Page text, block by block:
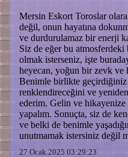
Mersin Eskort Toroslar
değil, onun hayatına
ve durdurulamaz bir enerji
Siz de eğer bu
olmak isterseniz, işte
heyecan, yoğun bir zevk ve
Benimle birlikte geçirdiğiniz
renklendireceğini ve
ederim. Gelin ve
yapalım. Sonuçta, siz de
ve belki de benimle
unutmamak istersiniz değil
27 Ocak 2025 03:29:23